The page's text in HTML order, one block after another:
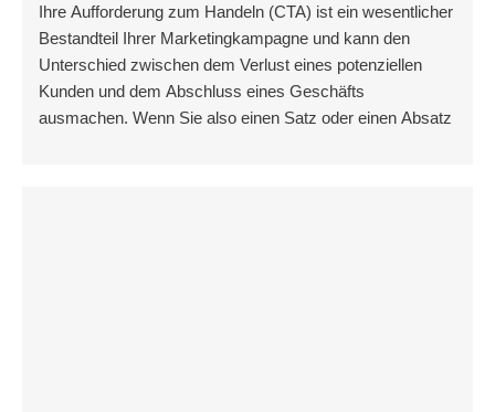
Ihre Aufforderung zum Handeln (CTA) ist ein wesentlicher
Bestandteil Ihrer Marketingkampagne und kann den
Unterschied zwischen dem Verlust eines potenziellen
Kunden und dem Abschluss eines Geschäfts
ausmachen. Wenn Sie also einen Satz oder einen Absatz